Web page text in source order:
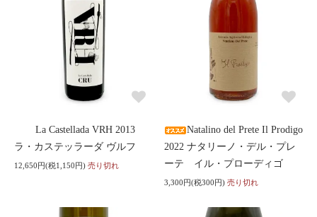
La Castellada VRH 2013
ラ・カステッラーダ ヴルフ
12,650円(税1,150円) 売り切れ
Natalino del Prete Il Prodigo
2022 ナタリーノ・デル・プレ
ーテ イル・プローディゴ
3,300円(税300円) 売り切れ